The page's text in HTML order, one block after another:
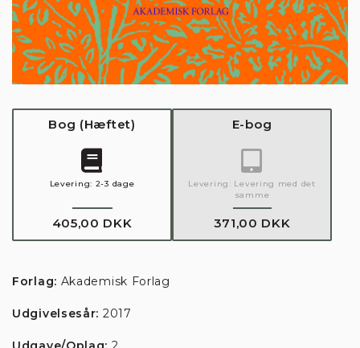
Bog (Hæftet)
Levering: 2-3 dage
405,00 DKK
E-bog
Levering: Levering med det
samme
371,00 DKK
Forlag: Akademisk Forlag
Udgivelsesår: 2017